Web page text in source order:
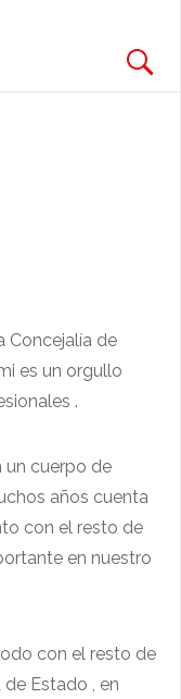
Concejalía de
es un orgullo
.
un cuerpo de
años cuenta
con el resto de
en nuestro
con el resto de
Estado , en